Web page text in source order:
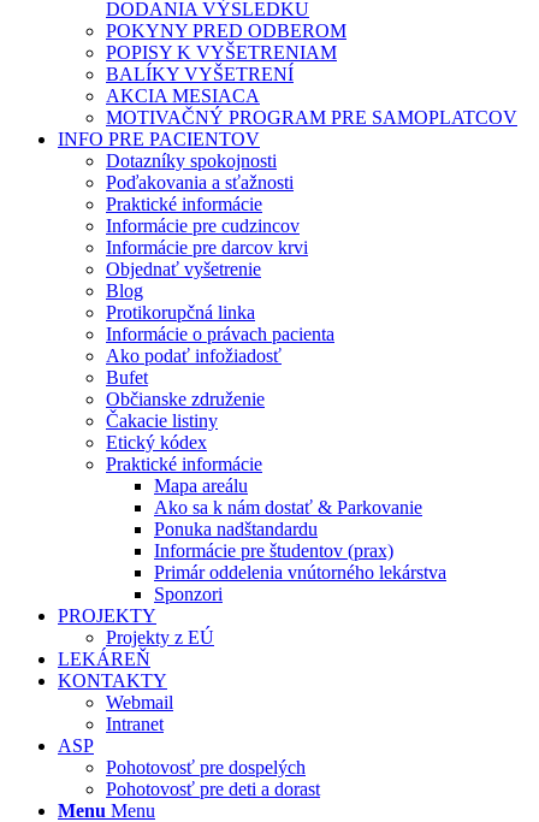
DODANIA VÝSLEDKU
POKYNY PRED ODBEROM
POPISY K VYŠETRENIAM
BALÍKY VYŠETRENÍ
AKCIA MESIACA
MOTIVAČNÝ PROGRAM PRE SAMOPLATCOV
INFO PRE PACIENTOV
Dotazníky spokojnosti
Poďakovania a sťažnosti
Praktické informácie
Informácie pre cudzincov
Informácie pre darcov krvi
Objednať vyšetrenie
Blog
Protikorupčná linka
Informácie o právach pacienta
Ako podať infožiadosť
Bufet
Občianske združenie
Čakacie listiny
Etický kódex
Praktické informácie
Mapa areálu
Ako sa k nám dostať & Parkovanie
Ponuka nadštandardu
Informácie pre študentov (prax)
Primár oddelenia vnútorného lekárstva
Sponzori
PROJEKTY
Projekty z EÚ
LEKÁREŇ
KONTAKTY
Webmail
Intranet
ASP
Pohotovosť pre dospelých
Pohotovosť pre deti a dorast
Menu Menu